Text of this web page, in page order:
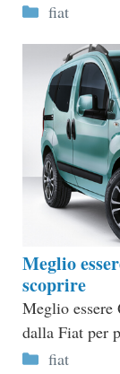
Categorie
fiat
Meglio
scoprire
Meglio essere
dalla Fiat per
Categorie
fiat